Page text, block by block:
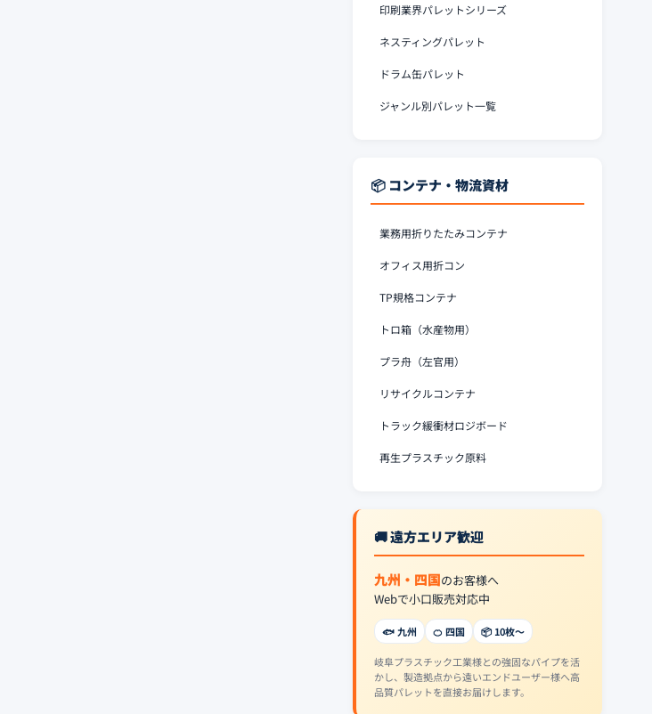
印刷業界パレットシリーズ
ネスティングパレット
ドラム缶パレット
ジャンル別パレット一覧
📦 コンテナ・物流資材
業務用折りたたみコンテナ
オフィス用折コン
TP規格コンテナ
トロ箱（水産物用）
プラ舟（左官用）
リサイクルコンテナ
トラック緩衝材ロジボード
再生プラスチック原料
🚚 遠方エリア歓迎
九州・四国のお客様へ
Webで小口販売対応中
🐟 九州 🍊 四国 📦 10枚〜
岐阜プラスチック工業様との強固なパイプを活
かし、製造拠点から遠いエンドユーザー様へ高
品質パレットを直接お届けします。